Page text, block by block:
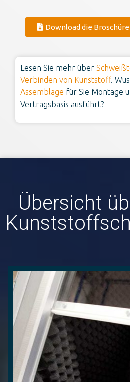
Download die Broschüre
Lesen Sie mehr über
Verbinden von Kunststoff.
Assemblage für Sie Montage
Vertragsbasis ausführt?
Übersicht